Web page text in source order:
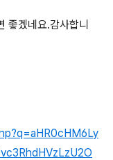
좋겠네요.감사합니